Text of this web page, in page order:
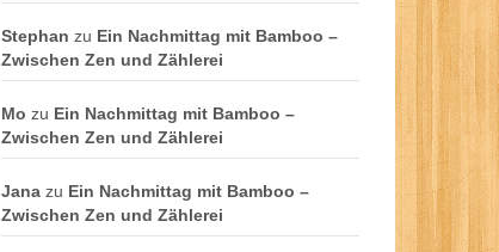
Stephan zu Ein Nachmittag mit Bamboo –
Zwischen Zen und Zählerei
Mo zu Ein Nachmittag mit Bamboo –
Zwischen Zen und Zählerei
Jana zu Ein Nachmittag mit Bamboo –
Zwischen Zen und Zählerei